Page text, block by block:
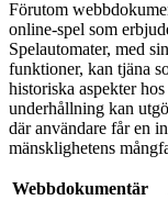
Förutom
online-spel som
Spelautomater, med
funktioner, kan tjäna
historiska aspekter
underhållning kan
där användare får en
mänsklighetens
Webbdokumentär